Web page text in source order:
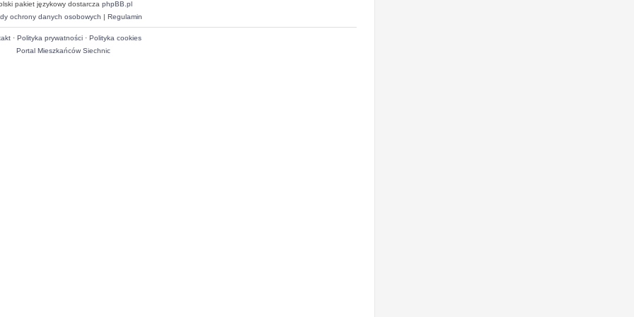
pakiet językowy dostarcza phpBB.pl
ochrony danych osobowych | Regulamin
· Polityka prywatności· Polityka cookies
Portal Mieszkańców Siechnic